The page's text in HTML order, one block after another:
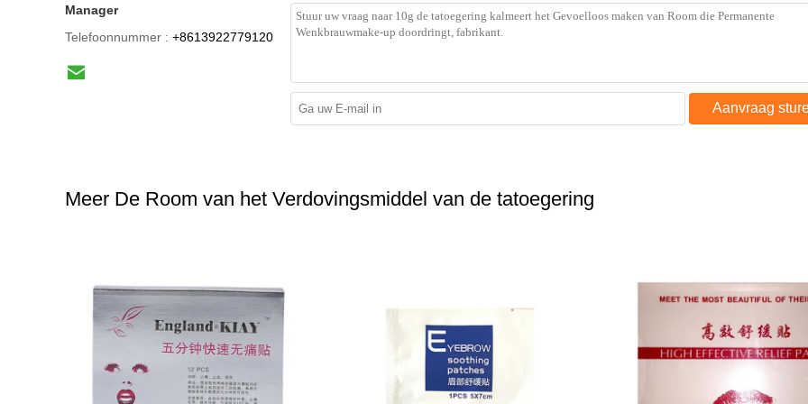
Manager
Telefoonnummer : +8613922779120
Aanvraag
Meer De Room van het Verdovingsmiddel van de tatoegering